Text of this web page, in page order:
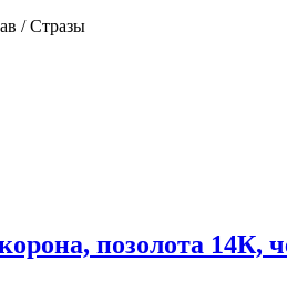
/ Стразы
позолота 14К,